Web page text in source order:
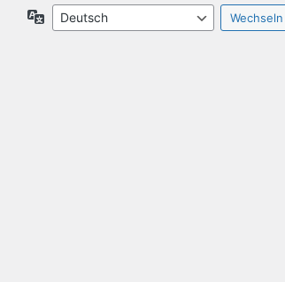
Sprache